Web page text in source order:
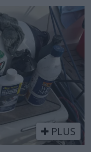
PLUS